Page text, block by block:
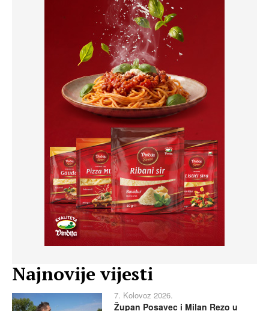
Najnovije vijesti
7. Kolovoz 2026.
Župan Posavec i Milan Rezo u